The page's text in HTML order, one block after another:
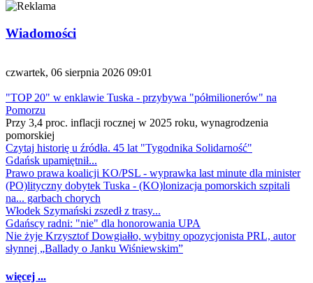
Wiadomości
czwartek, 06 sierpnia 2026 09:01
"TOP 20" w enklawie Tuska - przybywa "półmilionerów" na
Pomorzu
Przy 3,4 proc. inflacji rocznej w 2025 roku, wynagrodzenia
pomorskiej
Czytaj historię u źródła. 45 lat "Tygodnika Solidarność"
Gdańsk upamiętnił...
Prawo prawa koalicji KO/PSL - wyprawka last minute dla minister
(PO)lityczny dobytek Tuska - (KO)lonizacja pomorskich szpitali
na... garbach chorych
Włodek Szymański zszedł z trasy...
Gdańscy radni: "nie" dla honorowania UPA
Nie żyje Krzysztof Dowgiałło, wybitny opozycjonista PRL, autor
słynnej „Ballady o Janku Wiśniewskim”
więcej ...